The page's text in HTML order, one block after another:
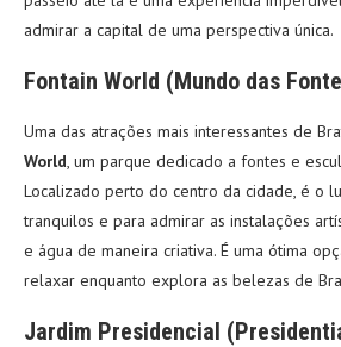
admirar a capital de uma perspectiva única.
Fontain World (Mundo das
Uma das atrações mais interessantes de
World, um parque dedicado a fontes e
Localizado perto do centro da cidade, é o
tranquilos e para admirar as instalações
e água de maneira criativa. É uma ótima
relaxar enquanto explora as belezas de
Jardim Presidencial